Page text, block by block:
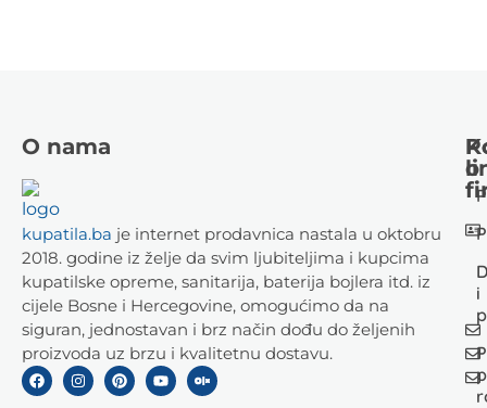
O nama
kupatila.ba je internet prodavnica nastala u oktobru
2018. godine iz želje da svim ljubiteljima i kupcima
kupatilske opreme, sanitarija, baterija bojlera itd. iz
cijele Bosne i Hercegovine, omogućimo da na
siguran, jednostavan i brz način dođu do željenih
proizvoda uz brzu i kvalitetnu dostavu.
i
o